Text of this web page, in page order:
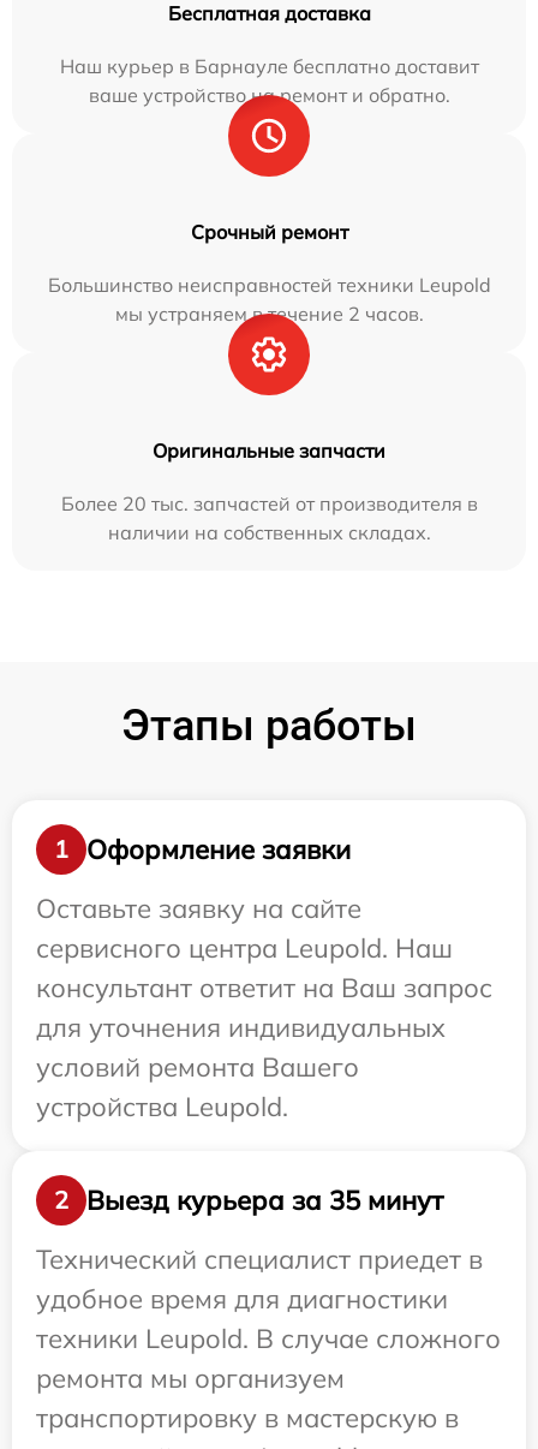
Бесплатная доставка
Наш курьер в Барнауле бесплатно доставит
ваше устройство на ремонт и обратно.
Срочный ремонт
Большинство неисправностей техники Leupold
мы устраняем в течение 2 часов.
Оригинальные запчасти
Более 20 тыс. запчастей от производителя в
наличии на собственных складах.
Этапы работы
1
Оформление заявки
Оставьте заявку на сайте
сервисного центра Leupold. Наш
консультант ответит на Ваш запрос
для уточнения индивидуальных
условий ремонта Вашего
устройства Leupold.
2
Выезд курьера за 35 минут
Технический специалист приедет в
удобное время для диагностики
техники Leupold. В случае сложного
ремонта мы организуем
транспортировку в мастерскую в